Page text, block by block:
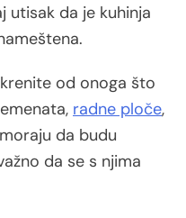
utisak da je kuhinja
od onoga što
radne ploče,
da budu
da se s njima